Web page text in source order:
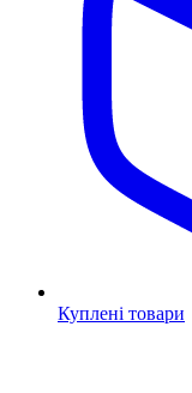
Куплені товари